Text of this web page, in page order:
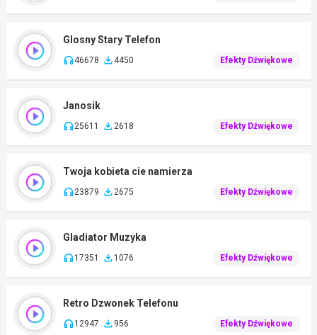
Glosny Stary Telefon
46678 4450 Efekty Dźwiękowe
Janosik
25611 2618 Efekty Dźwiękowe
Twoja kobieta cie namierza
23879 2675 Efekty Dźwiękowe
Gladiator Muzyka
17351 1076 Efekty Dźwiękowe
Retro Dzwonek Telefonu
12947 956 Efekty Dźwiękowe